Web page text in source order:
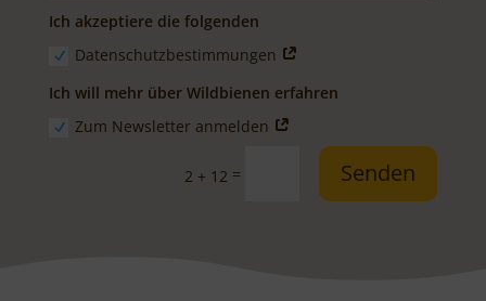
Ich akzeptiere die folgenden
Datenschutzbestimmungen
Ich will mehr über Wildbienen erfahren
Zum Newsletter anmelden
2 + 12 = Senden